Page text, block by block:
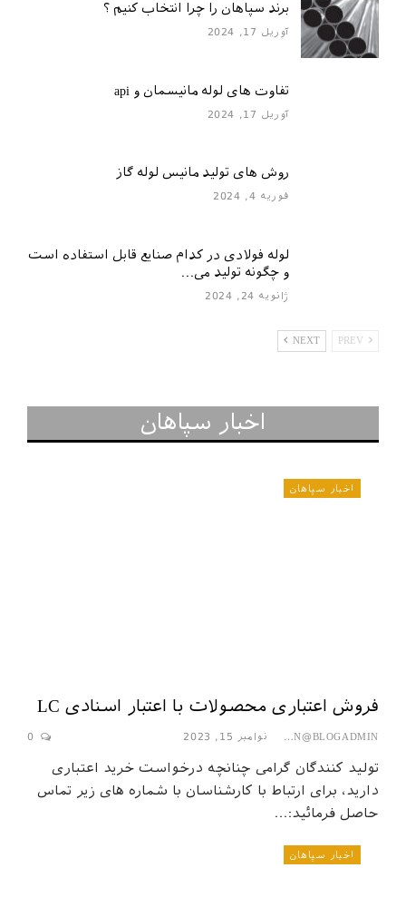
برند سپاهان را چرا انتخاب کنیم ؟
آوریل 17, 2024
تفاوت های لوله مانیسمان و api
آوریل 17, 2024
روش های تولید مانیس لوله گاز
فوریه 4, 2024
لوله فولادی در کدام صنایع قابل استفاده است
و چگونه تولید می…
ژانویه 24, 2024
NEXT
اخبار سپاهان
اخبار سپاهان
فروش اعتباری محصولات با اعتبار اسنادی LC
SEPAHAN@BLOGADMIN نوامبر 15, 2023
تولید کنندگان گرامی چنانچه درخواست خرید اعتباری
دارید، برای ارتباط با کارشناسان با شماره های زیر تماس
حاصل فرمائید:…
اخبار سپاهان